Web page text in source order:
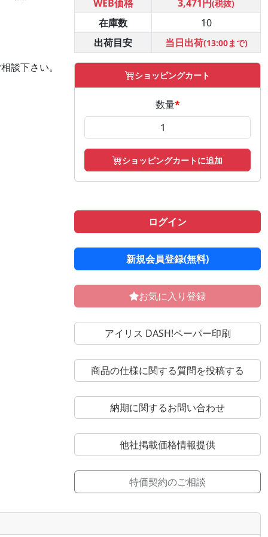
談下さい。
WEB価格 3,471円(税抜)
在庫数
10
出荷目安
当日出荷(13:00まで)
ショッピングカート
数量*
ショッピングカートに追加
ログイン
新規会員登録(無料)
お気に入り登録
アイリス DASH!ペーパー印刷
商品の仕様に関する質問を投稿する
納期に関するお問い合わせ
他社掲載価格情報提供
特価契約のご相談